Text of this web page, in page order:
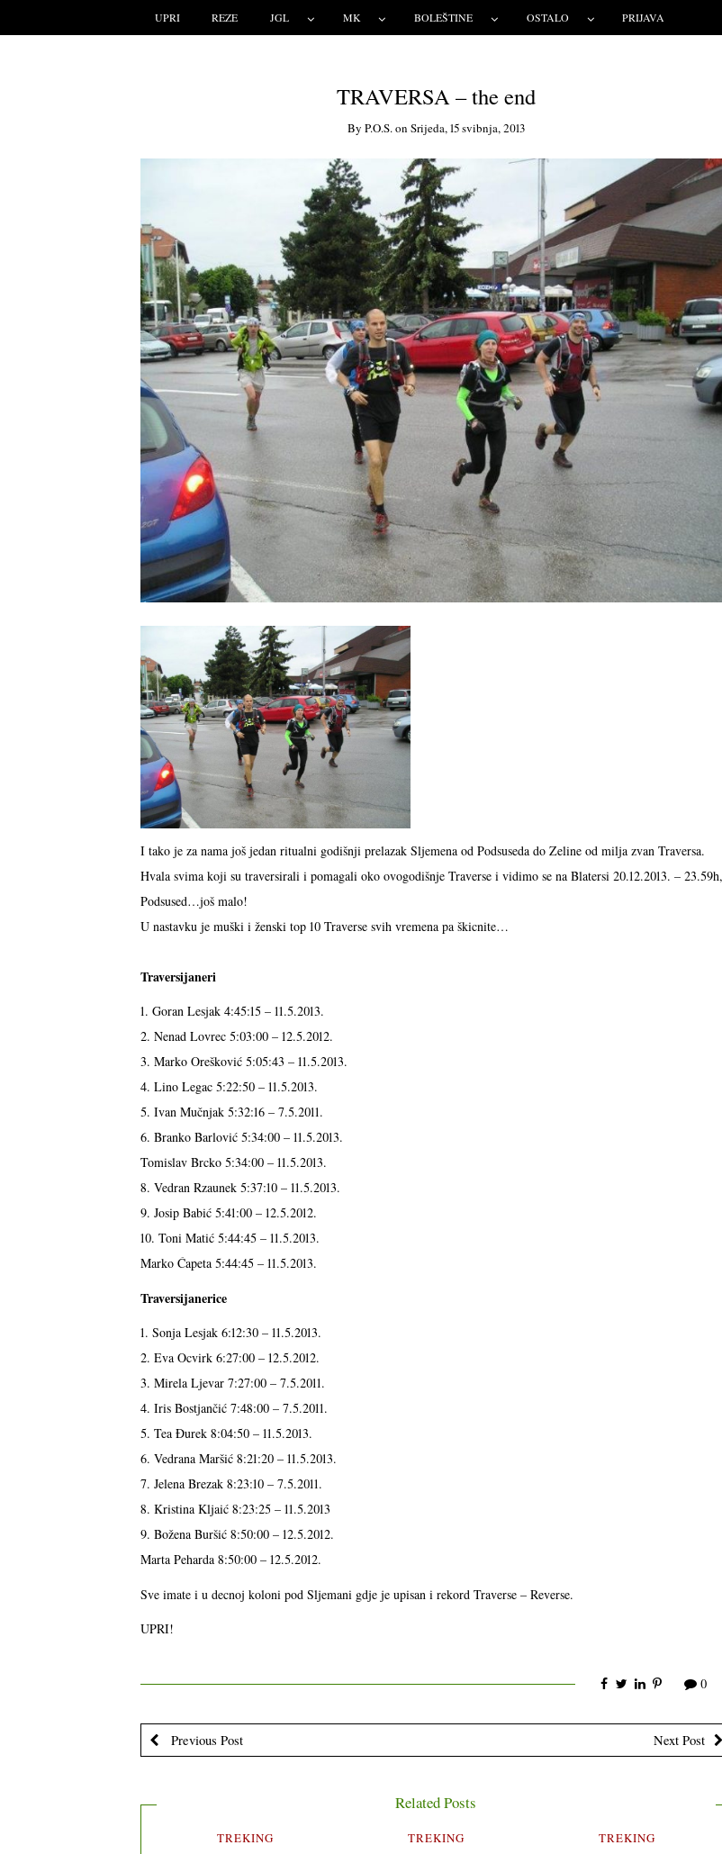
UPRI REZE JGL MK BOLEŠTINE OSTALO PRIJAVA
TRAVERSA – the end
By P.o.s.on Srijeda, 15 svibnja, 2013
I tako je za nama još jedan ritualni godišnji prelazak Sljemena od Podsuseda do Zeline od milja zvan Traversa.
Hvala svima koji su traversirali i pomagali oko ovogodišnje Traverse i vidimo se na Blatersi 20.12.2013. – 23.59h,
Podsused…još malo!
U nastavku je muški i ženski top 10 Traverse svih vremena pa škicnite…
Traversijaneri
1. Goran Lesjak 4:45:15 – 11.5.2013.
2. Nenad Lovrec 5:03:00 – 12.5.2012.
3. Marko Orešković 5:05:43 – 11.5.2013.
4. Lino Legac 5:22:50 – 11.5.2013.
5. Ivan Mučnjak 5:32:16 – 7.5.2011.
6. Branko Barlović 5:34:00 – 11.5.2013.
Tomislav Brcko 5:34:00 – 11.5.2013.
8. Vedran Rzaunek 5:37:10 – 11.5.2013.
9. Josip Babić 5:41:00 – 12.5.2012.
10. Toni Matić 5:44:45 – 11.5.2013.
Marko Ćapeta 5:44:45 – 11.5.2013.
Traversijanerice
1. Sonja Lesjak 6:12:30 – 11.5.2013.
2. Eva Ocvirk 6:27:00 – 12.5.2012.
3. Mirela Ljevar 7:27:00 – 7.5.2011.
4. Iris Bostjančić 7:48:00 – 7.5.2011.
5. Tea Đurek 8:04:50 – 11.5.2013.
6. Vedrana Maršić 8:21:20 – 11.5.2013.
7. Jelena Brezak 8:23:10 – 7.5.2011.
8. Kristina Kljaić 8:23:25 – 11.5.2013
9. Božena Buršić 8:50:00 – 12.5.2012.
Marta Peharda 8:50:00 – 12.5.2012.
Sve imate i u decnoj koloni pod Sljemani gdje je upisan i rekord Traverse – Reverse.
UPRI!
0
Previous Post Next Post
Related Posts
TREKING TREKING TREKING